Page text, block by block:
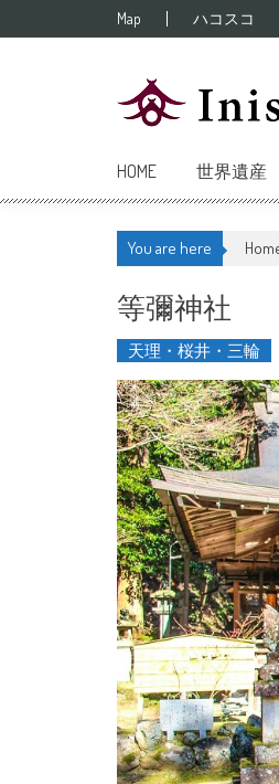
Map ハコスコ
HOME 世界遺産
You are here
等彌神社
天理・桜井・三輪